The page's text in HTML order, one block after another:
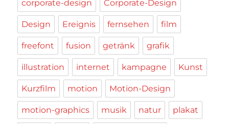
corporate-design Corporate-Design
Design Ereignis fernsehen film
freefont fusion getränk grafik
illustration internet kampagne Kunst
Kurzfilm motion Motion-Design
motion-graphics musik natur plakat